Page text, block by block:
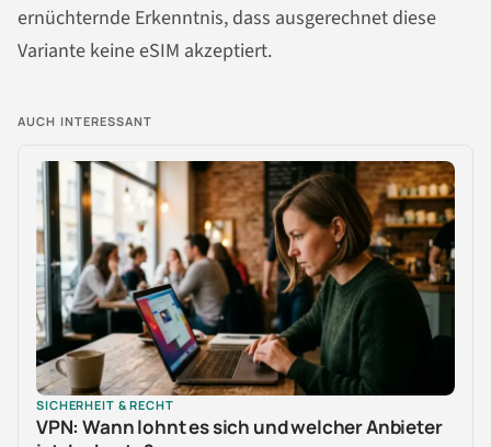
ernüchternde Erkenntnis, dass ausgerechnet diese
Variante keine eSIM akzeptiert.
AUCH INTERESSANT
SICHERHEIT & RECHT
VPN: Wann lohnt es sich und welcher Anbieter